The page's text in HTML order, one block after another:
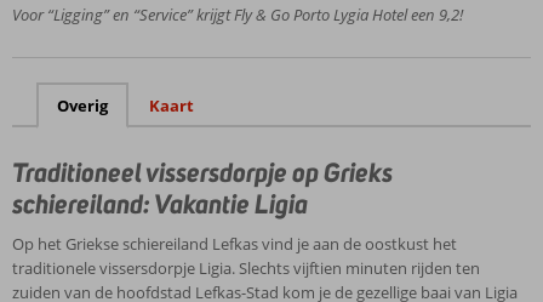
het
complex
Kamers
met
of
zeezicht
kindergedeelte
Voor “Ligging” en “Service” krijgt Fly & Go Porto Lygia Hotel een 9,2!
Overig Kaart
Traditioneel vissersdorpje op Grieks
schiereiland: Vakantie Ligia
Op het Griekse schiereiland Lefkas vind je aan de oostkust het
traditionele vissersdorpje Ligia. Slechts vijftien minuten rijden ten
zuiden van de hoofdstad Lefkas-Stad kom je de gezellige baai van Ligia